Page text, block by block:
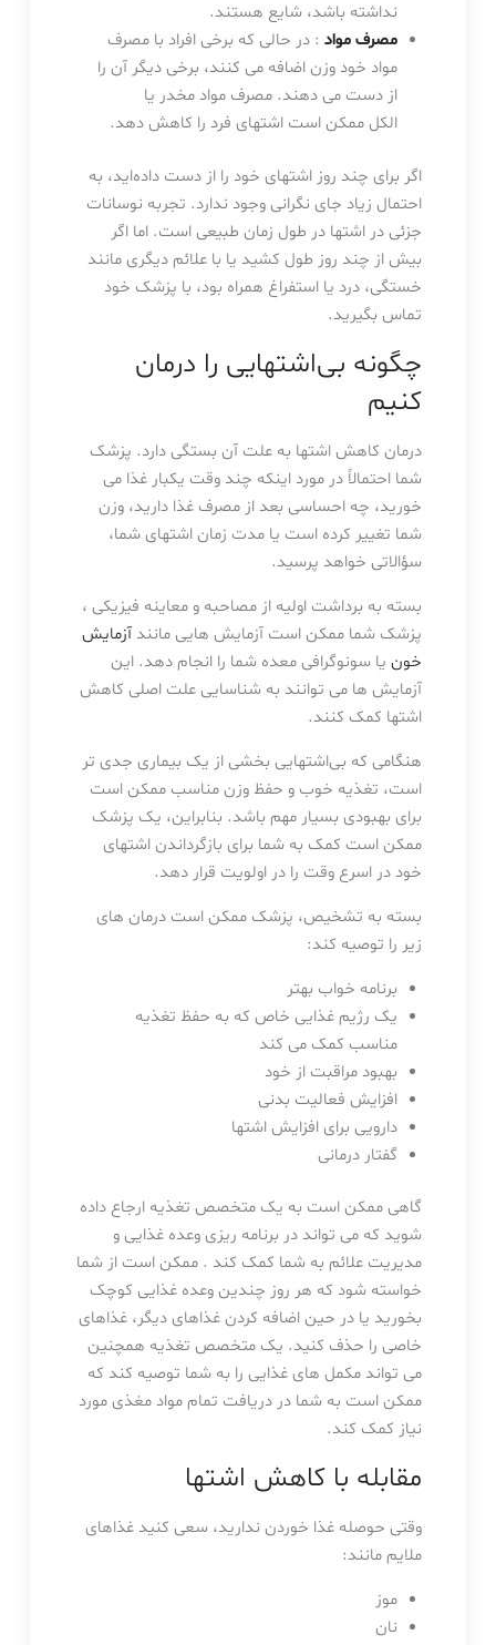
نداشته باشد، شایع هستند.
مصرف مواد : در حالی که برخی افراد با مصرف
مواد خود وزن اضافه می کنند، برخی دیگر آن را
از دست می دهند. مصرف مواد مخدر یا
الکل ممکن است اشتهای فرد را کاهش دهد.
اگر برای چند روز اشتهای خود را از دست داده‌اید، به
احتمال زیاد جای نگرانی وجود ندارد. تجربه نوسانات
جزئی در اشتها در طول زمان طبیعی است. اما اگر
بیش از چند روز طول کشید یا با علائم دیگری مانند
خستگی، درد یا استفراغ همراه بود، با پزشک خود
تماس بگیرید.
چگونه بی‌اشتهایی را درمان
کنیم
درمان کاهش اشتها به علت آن بستگی دارد. پزشک
شما احتمالاً در مورد اینکه چند وقت یکبار غذا می
خورید، چه احساسی بعد از مصرف غذا دارید، وزن
شما تغییر کرده است یا مدت زمان اشتهای شما،
سؤالاتی خواهد پرسید.
بسته به برداشت اولیه از مصاحبه و معاینه فیزیکی ،
پزشک شما ممکن است آزمایش هایی مانند آزمایش
خونیا سونوگرافی معده شما را انجام دهد. این
آزمایش ها می توانند به شناسایی علت اصلی کاهش
اشتها کمک کنند.
هنگامی که بی‌اشتهایی بخشی از یک بیماری جدی تر
است، تغذیه خوب و حفظ وزن مناسب ممکن است
برای بهبودی بسیار مهم باشد. بنابراین، یک پزشک
ممکن است کمک به شما برای بازگرداندن اشتهای
خود در اسرع وقت را در اولویت قرار دهد.
بسته به تشخیص، پزشک ممکن است درمان های
زیر را توصیه کند:
برنامه خواب بهتر
یک رژیم غذایی خاص که به حفظ تغذیه
مناسب کمک می کند
بهبود مراقبت از خود
افزایش فعالیت بدنی
دارویی برای افزایش اشتها
گفتار درمانی
گاهی ممکن است به یک متخصص تغذیه ارجاع داده
شوید که می تواند در برنامه ریزی وعده غذایی و
مدیریت علائم به شما کمک کند . ممکن است از شما
خواسته شود که هر روز چندین وعده غذایی کوچک
بخورید یا در حین اضافه کردن غذاهای دیگر، غذاهای
خاصی را حذف کنید. یک متخصص تغذیه همچنین
می تواند مکمل های غذایی را به شما توصیه کند که
ممکن است به شما در دریافت تمام مواد مغذی مورد
نیاز کمک کند.
مقابله با کاهش اشتها
وقتی حوصله غذا خوردن ندارید، سعی کنید غذاهای
ملایم مانند:
موز
نان